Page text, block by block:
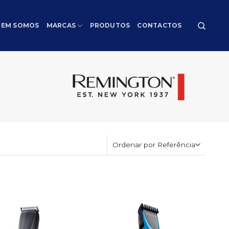
SOMOS MARCAS PRODUTOS CONTACTOS